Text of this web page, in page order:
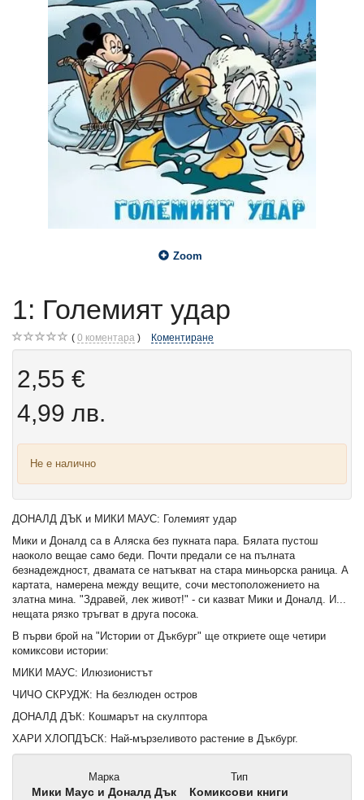
Zoom
1: Големият удар
0 коментара Коментиране
2,55 €
4,99 лв.
Не е налично
ДОНАЛД ДЪК и МИКИ МАУС: Големият удар
Мики и Доналд са в Аляска без пукната пара. Бялата пустош
наоколо вещае само беди. Почти предали се на пълната
безнадеждност, двамата се натъкват на стара миньорска раница. А
картата, намерена между вещите, сочи местоположението на
златна мина. "Здравей, лек живот!" - си казват Мики и Доналд. И...
нещата рязко тръгват в друга посока.
В първи брой на "Истории от Дъкбург" ще откриете още четири
комиксови истории:
МИКИ МАУС: Илюзионистът
ЧИЧО СКРУДЖ: На безлюден остров
ДОНАЛД ДЪК: Кошмарът на скулптора
ХАРИ ХЛОПДЪСК: Най-мързеливото растение в Дъкбург.
Марка
Мики Маус и Доналд Дък
Тип
Комиксови книги